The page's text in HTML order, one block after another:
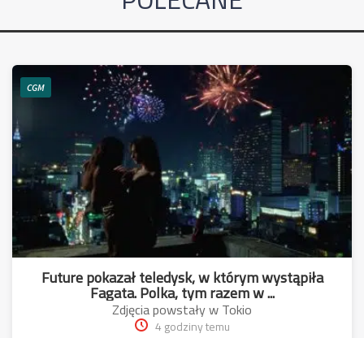
CGM
Future pokazał teledysk, w którym wystąpiła
Fagata. Polka, tym razem w ...
Zdjęcia powstały w Tokio
4 godziny temu